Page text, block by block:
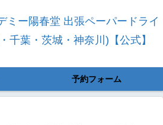
ミー陽春堂 出張ペーパードライ
千葉・茨城・神奈川)【公式】
予約フォーム